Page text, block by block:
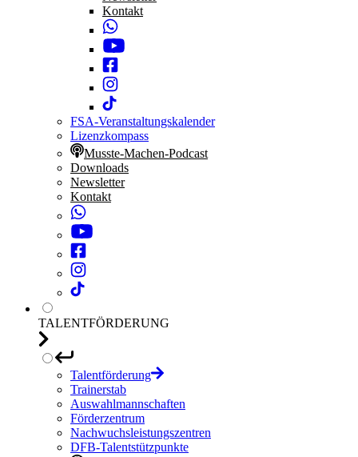
Kontakt
FSA-Veranstaltungskalender
Lizenzkompass
Musste-Machen-Podcast
Downloads
Newsletter
Kontakt
TALENTFÖRDERUNG
Talentförderung
Trainerstab
Auswahlmannschaften
Förderzentrum
Nachwuchsleistungszentren
DFB-Talentstützpunkte